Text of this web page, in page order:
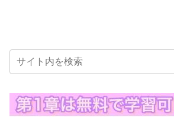
るために使用され
トは、パソコン
めの便利な機能
PCカードを利用
の性能を最大限
り、当時のゲー
た。ロクヨンは、
れ、任天堂の家庭
して親しまれてい